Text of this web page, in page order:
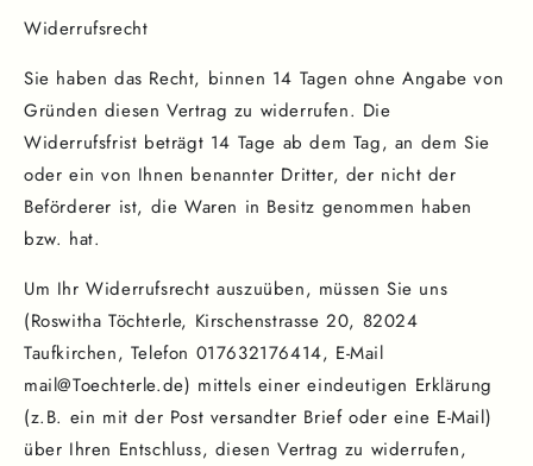
Widerrufsrecht
Sie haben das Recht, binnen 14 Tagen ohne Angabe von
Gründen diesen Vertrag zu widerrufen. Die
Widerrufsfrist beträgt 14 Tage ab dem Tag, an dem Sie
oder ein von Ihnen benannter Dritter, der nicht der
Beförderer ist, die Waren in Besitz genommen haben
bzw. hat.
Um Ihr Widerrufsrecht auszuüben, müssen Sie uns
(Roswitha Töchterle, Kirschenstrasse 20, 82024
Taufkirchen, Telefon 017632176414, E-Mail
mail@Toechterle.de) mittels einer eindeutigen Erklärung
(z.B. ein mit der Post versandter Brief oder eine E-Mail)
über Ihren Entschluss, diesen Vertrag zu widerrufen,